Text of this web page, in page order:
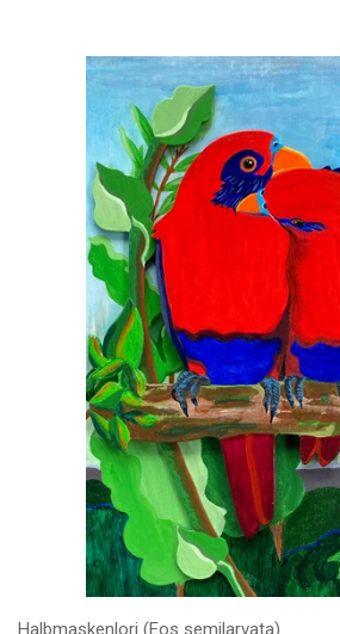
Halbmaskenlori (Eos semilarvata)